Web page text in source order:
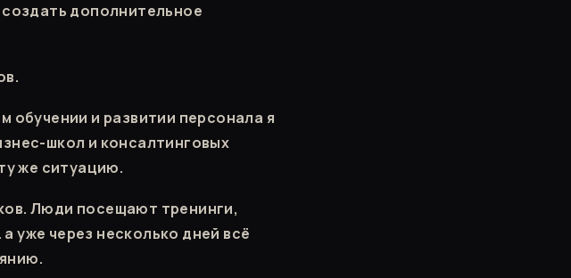
дополнительное
обучении и развитии персонала я
школ и консалтинговых
же ситуацию.
Люди посещают тренинги,
уже через несколько дней всё